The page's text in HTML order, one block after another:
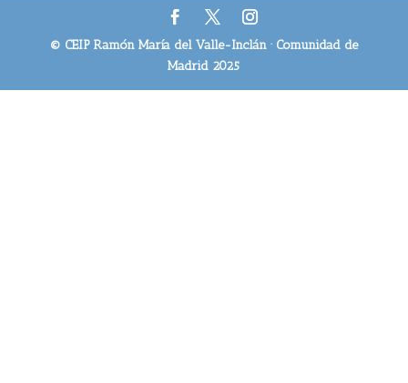
© CEIP Ramón María del Valle-Inclán · Comunidad de
Madrid 2025